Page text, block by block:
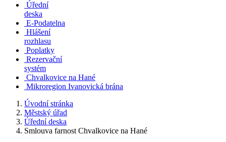
Úřední
deska
E-Podatelna
Hlášení
rozhlasu
Poplatky
Rezervační
systém
Chvalkovice na Hané
Mikroregion Ivanovická brána
Úvodní stránka
Městský úřad
Úřední deska
Smlouva farnost Chvalkovice na Hané